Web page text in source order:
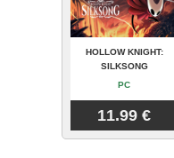
HOLLOW KNIGHT:
SILKSONG
PC
11.99 €